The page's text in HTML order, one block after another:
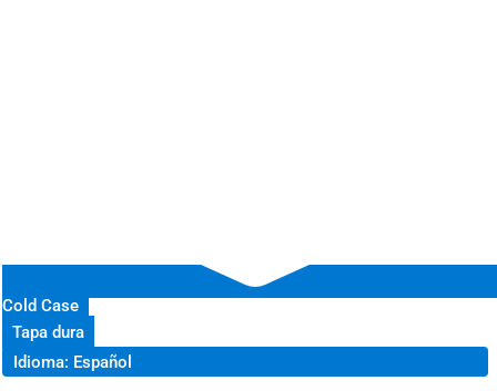
Cold Case
Tapa dura
Idioma: Español